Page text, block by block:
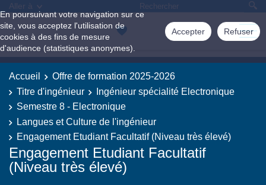
En poursuivant votre navigation sur ce
site, vous acceptez l'utilisation de
cookies à des fins de mesure
d'audience (statistiques anonymes).
Accepter Refuser
Aller à
Accueil
Offre de formation 2025-2026
Titre d'ingénieur
Ingénieur spécialité Electronique
Semestre 8 - Electronique
Langues et Culture de l'ingénieur
Engagement Etudiant Facultatif (Niveau très élevé)
Engagement Etudiant Facultatif
(Niveau très élevé)